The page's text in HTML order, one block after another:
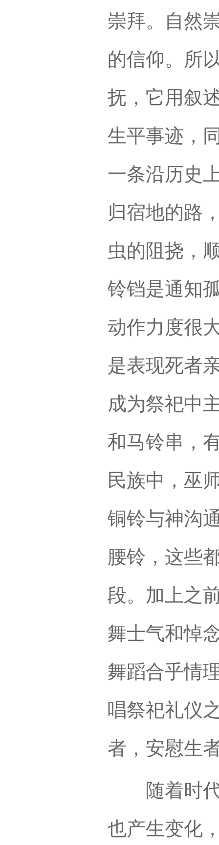
崇拜。自然
的信仰。所
抚，它用叙
生平事迹，
一条沿历史
归宿地的路
虫的阻挠，
铃铛是通知
动作力度很
是表现死者
成为祭祀中
和马铃串，
民族中，巫
铜铃与神沟
腰铃，这些
段。加上之
舞士气和悼
舞蹈合乎情
唱祭祀礼仪
者，安慰生
随着时代
也产生变化